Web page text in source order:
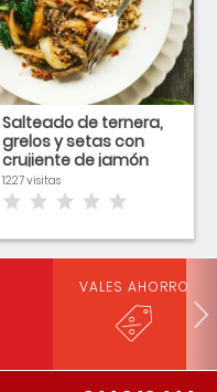
Salteado de ternera,
grelos y setas con
crujiente de jamón
1227 visitas
VALES AHORRO